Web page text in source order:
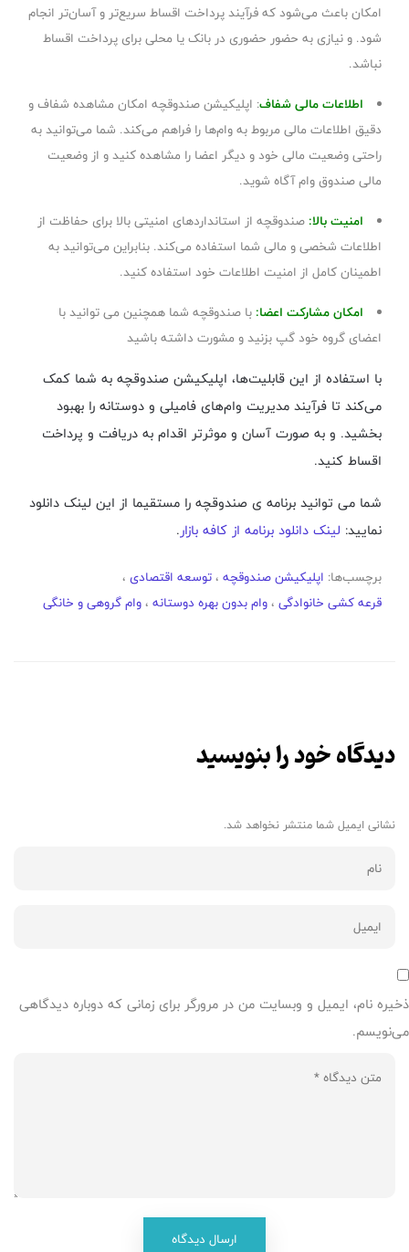
امکان باعث می‌شود که فرآیند پرداخت اقساط سریع‌تر و آسان‌تر انجام
شود. و نیازی به حضور حضوری در بانک یا محلی برای پرداخت اقساط
نباشد.
اطلاعات مالی شفاف: اپلیکیشن صندوقچه امکان مشاهده شفاف و
دقیق اطلاعات مالی مربوط به وام‌ها را فراهم می‌کند. شما می‌توانید به
راحتی وضعیت مالی خود و دیگر اعضا را مشاهده کنید و از وضعیت
مالی صندوق وام آگاه شوید.
امنیت بالا: صندوقچه از استانداردهای امنیتی بالا برای حفاظت از
اطلاعات شخصی و مالی شما استفاده می‌کند. بنابراین می‌توانید به
اطمینان کامل از امنیت اطلاعات خود استفاده کنید.
امکان مشارکت اعضا: با صندوقچه شما همچنین می توانید با
اعضای گروه خود گپ بزنید و مشورت داشته باشید
با استفاده از این قابلیت‌ها، اپلیکیشن صندوقچه به شما کمک
می‌کند تا فرآیند مدیریت وام‌های فامیلی و دوستانه را بهبود
بخشید. و به صورت آسان‌ و موثرتر اقدام به دریافت و پرداخت
اقساط کنید.
شما می توانید برنامه ی صندوقچه را مستقیما از این لینک دانلود
نمایید: لینک دانلود برنامه از کافه بازار.
برچسب‌ها: اپلیکیشن صندوقچه ،توسعه اقتصادی ،
قرعه کشی خانوادگی ،وام بدون بهره دوستانه ،وام گروهی و خانگی
دیدگاه خود را بنویسید
نشانی ایمیل شما منتشر نخواهد شد.
ذخیره نام، ایمیل و وبسایت من در مرورگر برای زمانی که دوباره دیدگاهی
می‌نویسم.
ارسال دیدگاه